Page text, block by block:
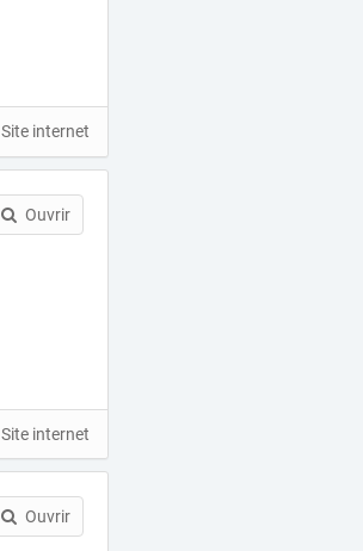
Site internet
Ouvrir
Site internet
Ouvrir